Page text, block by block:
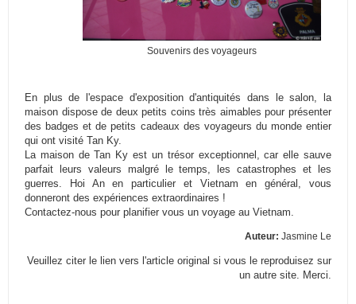
Souvenirs des voyageurs
En plus de l'espace d'exposition d'antiquités dans le salon, la
maison dispose de deux petits coins très aimables pour présenter
des badges et de petits cadeaux des voyageurs du monde entier
qui ont visité Tan Ky.
La maison de Tan Ky est un trésor exceptionnel, car elle sauve
parfait leurs valeurs malgré le temps, les catastrophes et les
guerres.
Hoi Anen particulier et Vietnam en général, vous
donneront des expériences extraordinaires !
Contactez-nous pour planifier vous un voyage au Vietnam.
Auteur: Jasmine Le
Veuillez citer le lien vers l'article original si vous le reproduisez sur
un autre site. Merci.